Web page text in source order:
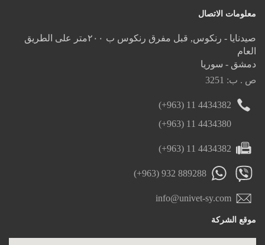
معلومات الاتصال
صيدنايا - رنكوس, قبل مفرق رنكوس ب ٢٠٠متر على الطريق
العام
دمشق - سوريا
ص . ب: 3251
(+963) 11 4434382
(+963) 11 4434380
(+963) 11 4434382
(+963) 932 889288
info@univet-sy.com
موقع الشركة